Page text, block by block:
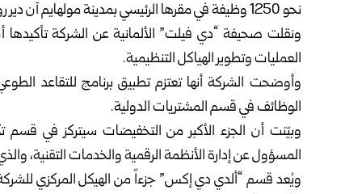
نحو 1250 وظيفة في مقرها الرئيسي بمدينة مولهايم آن دير رور غرب البلاد، وذلك بحلول نهاية عام 2027.
ونقلت صحيفة “دي فيلت” الألمانية عن الشركة تأكيدها
العمليات وتطوير الهياكل التنظيمية.
وأوضحت الشركة أنها تعتزم تطبيق برنامج للتقاعد
الوظائف في قسم المشتريات الدولية.
المسؤول عن إدارة الأنظمة الرقمية والخدمات التقنية، والذي يضم
ويُعد قسم “ألدي دي إكس” جزءاً من الهيكل المركزي